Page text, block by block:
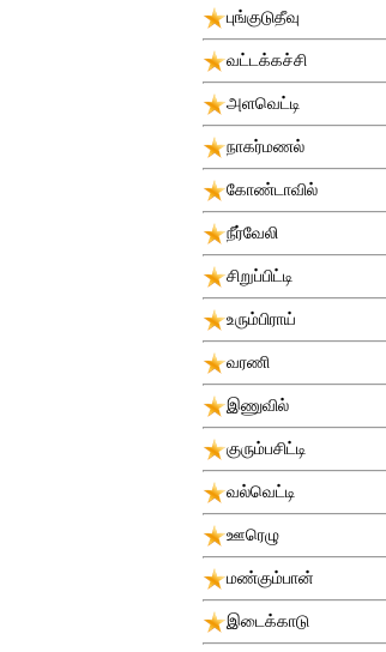
புங்குடுதீவு
வட்டக்கச்சி
அளவெட்டி
நாகர்மணல்
கோண்டாவில்
நீர்வேலி
சிறுப்பிட்டி
உரும்பிராய்
வரணி
இணுவில்
குரும்பசிட்டி
வல்வெட்டி
ஊரெழு
மண்கும்பான்
இடைக்காடு